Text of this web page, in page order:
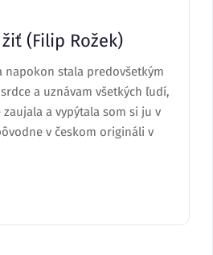
(Filip Rožek)
napokon stala predovšetkým
a uznávam všetkých ľudí,
a vypýtala som si ju v
v českom origináli v